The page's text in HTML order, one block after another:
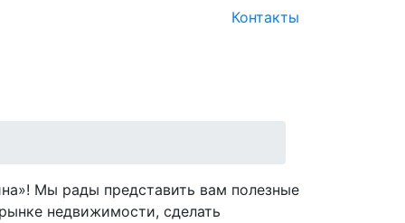
Контакты
Мы рады представить вам полезные
недвижимости, сделать